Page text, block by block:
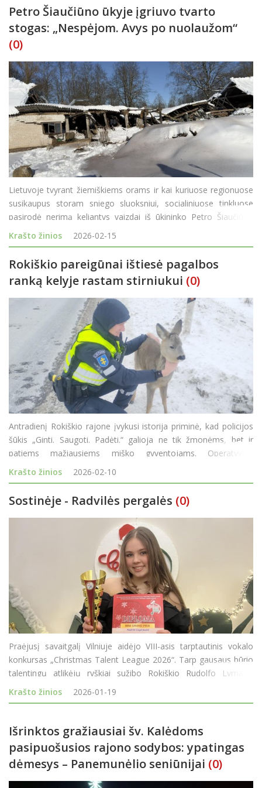
Petro Šiaučiūno ūkyje įgriuvo tvarto
stogas: „Nespėjom. Avys po nuolaužom“
(0)
Lietuvoje tvyrant žiemiškiems orams ir kai kuriuose regionuose
susikaupus storam sniego sluoksniui, socialiniuose tinkluose
pasirodė nerimą keliantys vaizdai iš ūkininko Petro Šiaučiūno
ūkio. Vyras savo „Facebook“ paskyroje pasidalijo kadrais,
kuriuose matyti pradėję
Krašto žinios 2026-02-15
Rokiškio pareigūnai ištiesė pagalbos
ranką kelyje rastam stirniukui (0)
Antradienį Rokiškio rajone įvykusi istorija priminė, kad policijos
šūkis „Ginti. Saugoti. Padėti.“ galioja ne tik žmonėms, bet ir
patiems mažiausiems miško gyventojams. Operatyvios
reakcijos dėka kelyje gulėjęs stirniukas šiuo metu saugus. Viskas
prasidėj
Krašto žinios 2026-02-10
Sostinėje - Radvilės pergalės (0)
Praėjusį savaitgalį Vilniuje aidėjo VIII-asis tarptautinis vokalo
konkursas „Christmas Talent League 2026“. Tarp gausaus būrio
talentingų atlikėjų ryškiai sužibo Rokiškio Rudolfo Lymano
muzikos mokyklos atstovė Radvilė Cegelskaitė, namo parvežusi
net du aukščiausio l
Krašto žinios 2026-01-19
Išrinktos gražiausiai šv. Kalėdoms
pasipuošusios rajono sodybos: ypatingas
dėmesys – Panemunėlio seniūnijai (0)